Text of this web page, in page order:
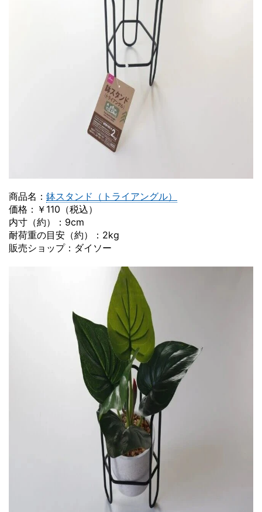
商品名： 鉢スタンド（トライアングル）
価格：￥110（税込）
内寸（約）：9cm
耐荷重の目安（約）：2kg
販売ショップ：ダイソー